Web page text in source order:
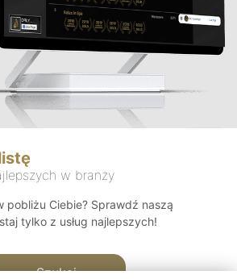
w branży
pobliżu Ciebie? Sprawdź naszą
tylko z usług najlepszych!
Szukaj